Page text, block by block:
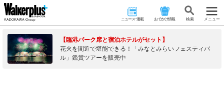
ニュース･連載 おでかけ情報 検 索 メニュー
【臨港パーク席と宿泊ホテルがセット】
花火を間近で堪能できる！「みなとみらいフェスティバ
ル」鑑賞ツアーを販売中